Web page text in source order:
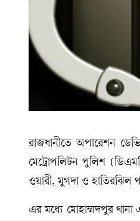
রাজধানীতে অপারেশন
মেট্রোপলিটন পুলিশ
ওয়ারী, মুগদা ও হাতিরঝিল
এর মধ্যে মোহাম্মদপুর থানা